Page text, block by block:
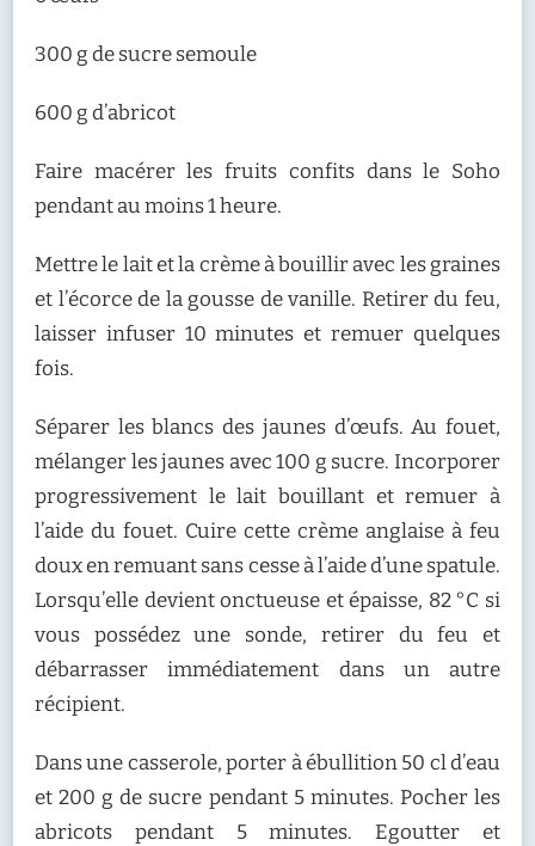
300 g de sucre semoule
600 g d’abricot
Faire macérer les fruits confits dans le Soho
pendant au moins 1 heure.
Mettre le lait et la crème à bouillir avec les graines
et l’écorce de la gousse de vanille. Retirer du feu,
laisser infuser 10 minutes et remuer quelques
fois.
Séparer les blancs des jaunes d’œufs. Au fouet,
mélanger les jaunes avec 100 g sucre. Incorporer
progressivement le lait bouillant et remuer à
l’aide du fouet. Cuire cette crème anglaise à feu
doux en remuant sans cesse à l’aide d’une spatule.
Lorsqu’elle devient onctueuse et épaisse, 82 °C si
vous possédez une sonde, retirer du feu et
débarrasser immédiatement dans un autre
récipient.
Dans une casserole, porter à ébullition 50 cl d’eau
et 200 g de sucre pendant 5 minutes. Pocher les
abricots pendant 5 minutes. Egoutter et